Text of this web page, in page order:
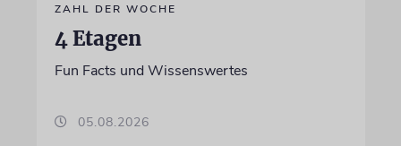
ZAHL DER WOCHE
4 Etagen
Fun Facts und Wissenswertes
05.08.2026